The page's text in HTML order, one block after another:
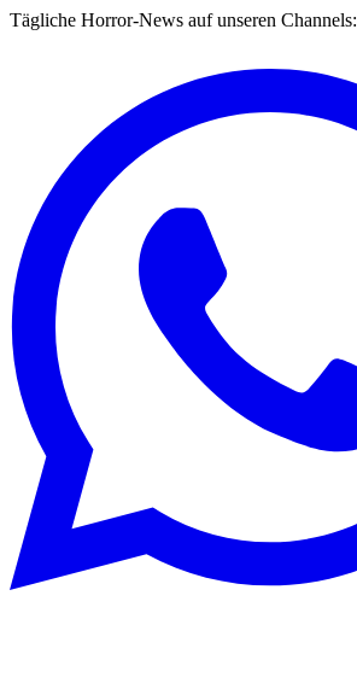
Tägliche Horror-News auf unseren Channels: